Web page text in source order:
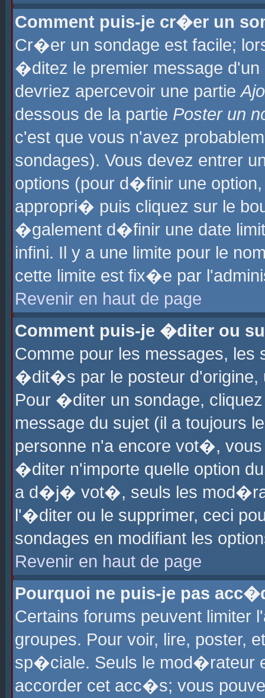
Comment puis-je cr�er un
Cr�er un sondage est facile;
�ditez le premier message
devriez apercevoir une partie
dessous de la partie Poster un
c'est que vous n'avez
sondages). Vous devez entrer
options (pour d�finir une
appropri� puis cliquez sur le
�galement d�finir une date
infini. Il y a une limite pour le
cette limite est fix�e par
Revenir en haut de page
Comment puis-je �diter ou
Comme pour les messages,
�dit�s par le posteur d'origine,
Pour �diter un sondage,
message du sujet (il a toujours
personne n'a encore vot�,
�diter n'importe quelle option
a d�j� vot�, seuls les
l'�diter ou le supprimer, ceci
sondages en modifiant les
Revenir en haut de page
Pourquoi ne puis-je pas
Certains forums peuvent
groupes. Pour voir, lire, poster,
sp�ciale. Seuls le mod�rateur
accorder cet acc�s; vous